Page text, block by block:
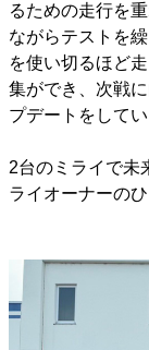
るための走行を
ながらテストを
を使い切るほど
集ができ、次戦
プデートをしてい
2台のミライで未
ライオーナーの